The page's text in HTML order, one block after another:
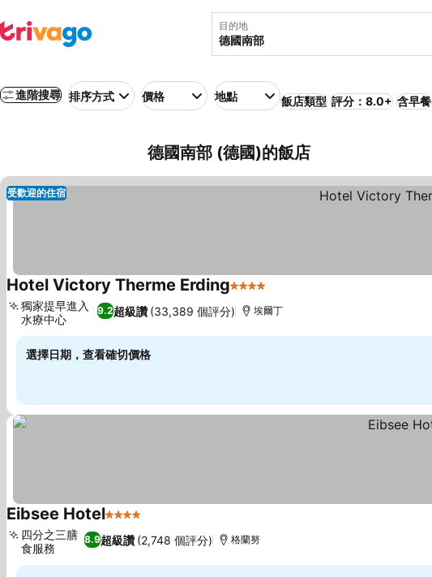
目的地
進階搜尋 排序方式 價格 地點 飯店類型 評分：8.0+ 含早餐
德國南部 (德國)的飯店
受歡迎的住宿
Hotel Victory Therme Erding4 星級
9.2超級讚 (33,389 個評分)
獨家提早進入
水療中心
埃爾丁
選擇日期，查看確切價格
Eibsee Hotel4 星級
8.9超級讚 (2,748 個評分)
四分之三膳
食服務
格蘭努